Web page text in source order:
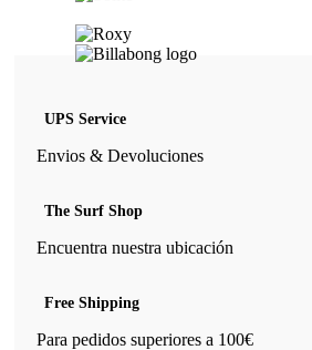
UPS Service
Envios & Devoluciones
The Surf Shop
Encuentra nuestra ubicación
Free Shipping
Para pedidos superiores a 100€